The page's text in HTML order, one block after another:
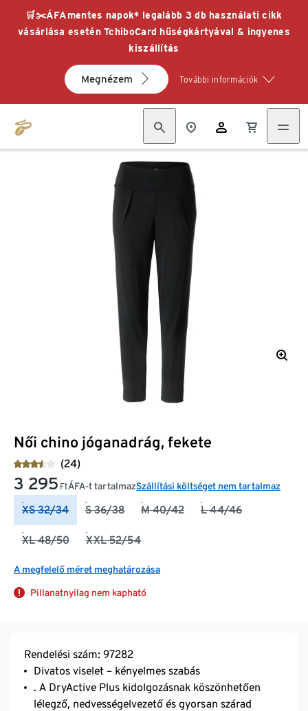
🛒✂️ÁFAmentes napok* legalább 3 db használati cikk
vásárlása esetén TchiboCard hűségkártyával & ingyenes
kiszállítás
Megnézem További információk
Női chino jóganadrág, fekete
(24)
3 295 FtÁFA-t tartalmazSzállítási költséget nem tartalmaz
XS 32/34 S 36/38 M 40/42 L 44/46
XL 48/50 XXL 52/54
A megfelelő méret meghatározása
Pillanatnyilag nem kapható
Rendelési szám: 97282
Divatos viselet – kényelmes szabás
. A DryActive Plus kidolgozásnak köszönhetően
lélegző, nedvességelvezető és gyorsan szárad